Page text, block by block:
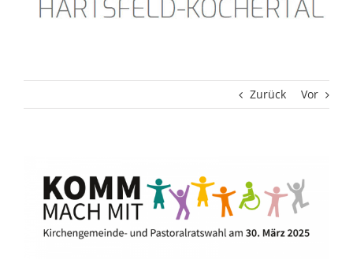
Zurück Vor
grösseres